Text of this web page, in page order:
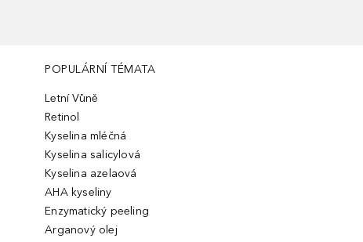
POPULÁRNÍ TÉMATA
Letní Vůně
Retinol
Kyselina mléčná
Kyselina salicylová
Kyselina azelaová
AHA kyseliny
Enzymatický peeling
Arganový olej